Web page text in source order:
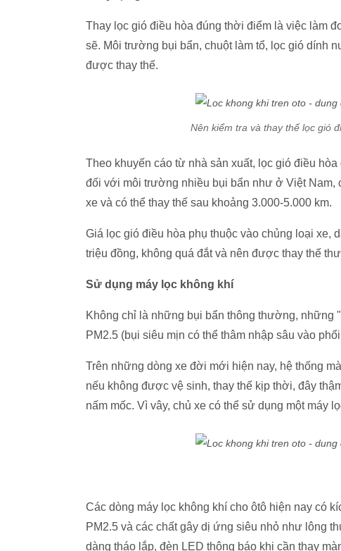
Thay lọc gió điều hòa đúng thời điểm là việc làm
sẽ. Môi trường bụi bẩn, chuột làm tổ, lọc gió dính
được thay thế.
Nên kiểm tra và thay thế lọc gió
Theo khuyến cáo từ nhà sản xuất, lọc gió điều
đối với môi trường nhiều bụi bẩn như ở Việt Nam,
xe và có thể thay thế sau khoảng 3.000-5.000 km.
Giá lọc gió điều hòa phụ thuộc vào chủng loại xe,
triệu đồng, không quá đắt và nên được thay thế
Sử dụng máy lọc không khí
Không chỉ là những bụi bẩn thông thường, những
PM2.5 (bụi siêu mịn có thể thâm nhập sâu vào
Trên những dòng xe đời mới hiện nay, hệ thống
nếu không được vệ sinh, thay thế kịp thời, đây
nấm mốc. Vì vây, chủ xe có thể sử dụng một máy
Các dòng máy lọc không khí cho ôtô hiện nay có
PM2.5 và các chất gây dị ứng siêu nhỏ như lông
dàng tháo lắp, đèn LED thông báo khi cần thay